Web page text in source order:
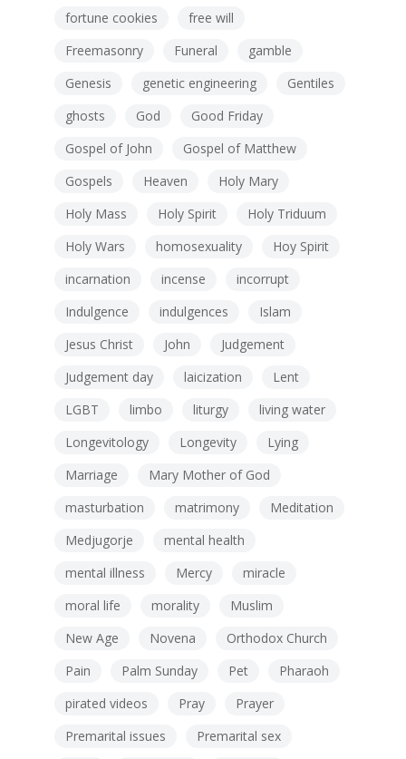
fortune cookies
free will
Freemasonry
Funeral
gamble
Genesis
genetic engineering
Gentiles
ghosts
God
Good Friday
Gospel of John
Gospel of Matthew
Gospels
Heaven
Holy Mary
Holy Mass
Holy Spirit
Holy Triduum
Holy Wars
homosexuality
Hoy Spirit
incarnation
incense
incorrupt
Indulgence
indulgences
Islam
Jesus Christ
John
Judgement
Judgement day
laicization
Lent
LGBT
limbo liturgy
living water
Longevitology
Longevity
Lying
Marriage
Mary Mother of God
masturbation
matrimony
Meditation
Medjugorje
mental health
mental illness
Mercy
miracle
moral life
morality
Muslim
New Age
Novena
Orthodox Church
Pain
Palm Sunday Pet
Pharaoh
pirated videos
Pray
Prayer
Premarital issues
Premarital sex